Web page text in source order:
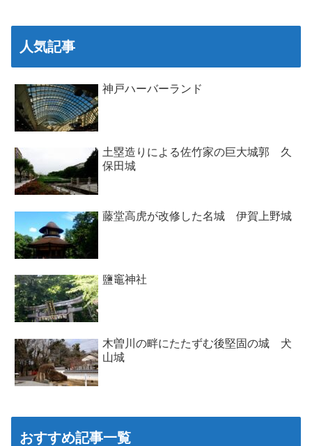
人気記事
神戸ハーバーランド
土塁造りによる佐竹家の巨大城郭 久
保田城
藤堂高虎が改修した名城 伊賀上野城
鹽竈神社
木曽川の畔にたたずむ後堅固の城 犬
山城
おすすめ記事一覧